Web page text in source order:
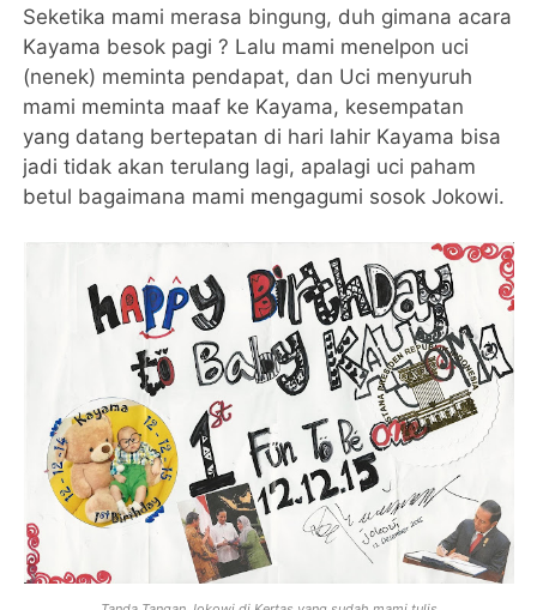
Seketika mami merasa bingung, duh gimana acara
Kayama besok pagi ? Lalu mami menelpon uci
(nenek) meminta pendapat, dan Uci menyuruh
mami meminta maaf ke Kayama, kesempatan
yang datang bertepatan di hari lahir Kayama bisa
jadi tidak akan terulang lagi, apalagi uci paham
betul bagaimana mami mengagumi sosok Jokowi.